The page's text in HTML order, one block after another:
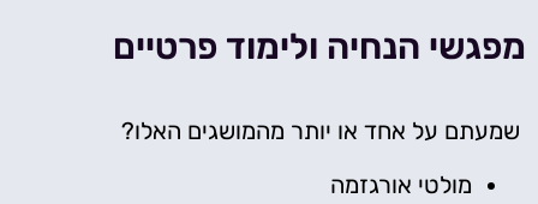
מפגשי הנחיה ולימוד פרטיים
שמעתם על אחד או יותר מהמושגים האלו?
מולטי אורגזמה